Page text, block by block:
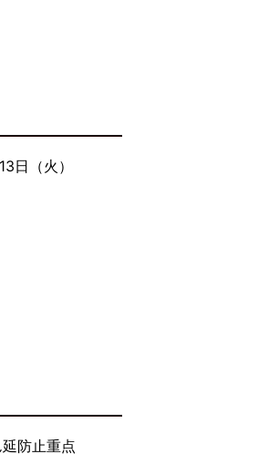
日（火）
防止重点